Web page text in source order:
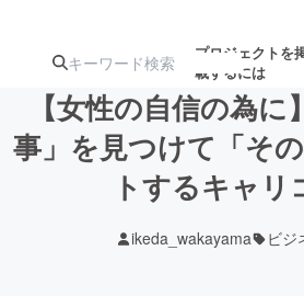
プロジェクトを
載するには
注目のリ 注目の新着プロ 募集
【女性の自信の為
事」を見つけて「そ
トするキャリ
ikeda_wakayama ビジ